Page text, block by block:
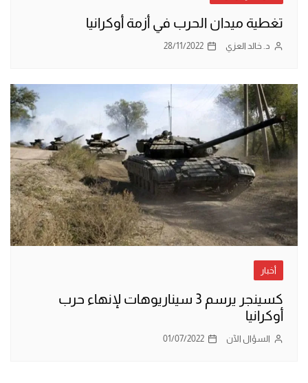
تغطية ميدان الحرب في أزمة أوكرانيا
د. خالد العزي 28/11/2022
أخبار
كسينجر يرسم 3 سيناريوهات لإنهاء حرب
أوكرانيا
السؤال الآن 01/07/2022